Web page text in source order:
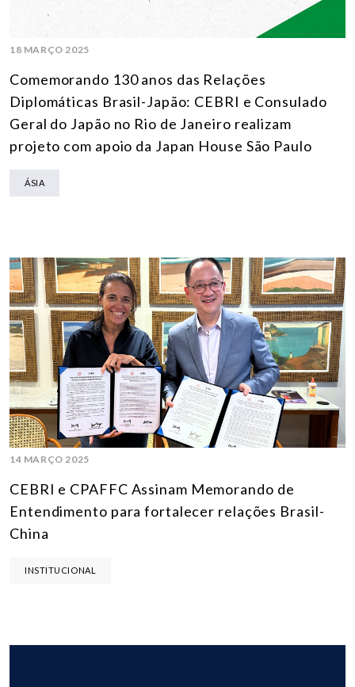
18 MARÇO 2025
Comemorando 130 anos das Relações
Diplomáticas Brasil-Japão: CEBRI e Consulado
Geral do Japão no Rio de Janeiro realizam
projeto com apoio da Japan House São Paulo
ÁSIA
14 MARÇO 2025
CEBRI e CPAFFC Assinam Memorando de
Entendimento para fortalecer relações Brasil-
China
INSTITUCIONAL